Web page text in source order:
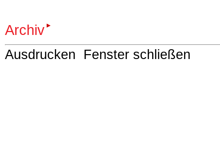
Archiv
Ausdrucken Fenster schließen